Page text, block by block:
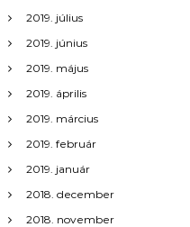
ó
2019. július
2019. június
2019. május
2019. április
2019. március
2019. február
2019. január
2018. december
2018. november